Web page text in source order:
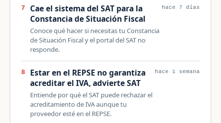
7
Cae el sistema del SAT para la
Constancia de Situación Fiscal
Conoce qué hacer si necesitas tu Constancia
de Situación Fiscal y el portal del SAT no
responde.
hace 7 días
8
Estar en el REPSE no garantiza
acreditar el IVA, advierte SAT
Entiende por qué el SAT puede rechazar el
acreditamiento de IVA aunque tu
proveedor esté en el REPSE.
hace 1 semana